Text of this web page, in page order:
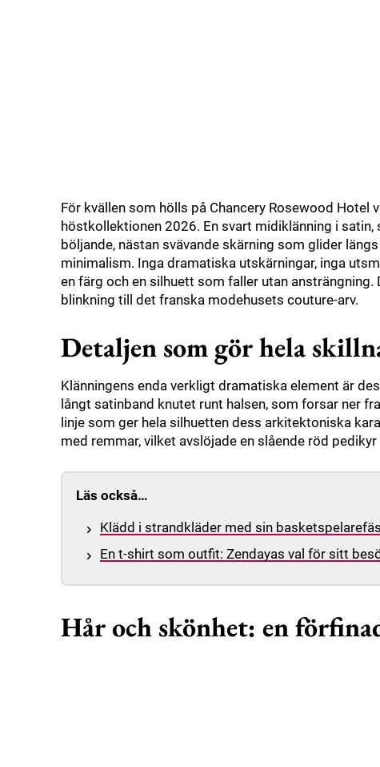
För kvällen som hölls på Chancery Rosewood Hotel
höstkollektionen 2026. En svart midiklänning i
böljande, nästan svävande skärning som glider
minimalism. Inga dramatiska utskärningar, inga
en färg och en silhuett som faller utan
blinkning till det franska modehusets couture-arv.
Detaljen som gör hela
Klänningens enda verkligt dramatiska element är
långt satinband knutet runt halsen, som forsar ner
linje som ger hela silhuetten dess arkitektoniska
med remmar, vilket avslöjade en slående röd
Läs också…
Klädd i strandkläder med sin
En t-shirt som outfit: Zendayas val för sitt
Hår och skönhet: en